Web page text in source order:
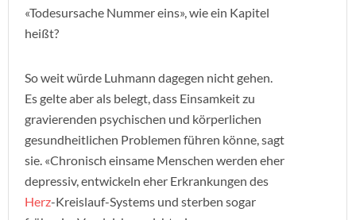
«Todesursache Nummer eins», wie ein Kapitel
heißt?
So weit würde Luhmann dagegen nicht gehen.
Es gelte aber als belegt, dass Einsamkeit zu
gravierenden psychischen und körperlichen
gesundheitlichen Problemen führen könne, sagt
sie. «Chronisch einsame Menschen werden eher
depressiv, entwickeln eher Erkrankungen des
Herz-Kreislauf-Systems und sterben sogar